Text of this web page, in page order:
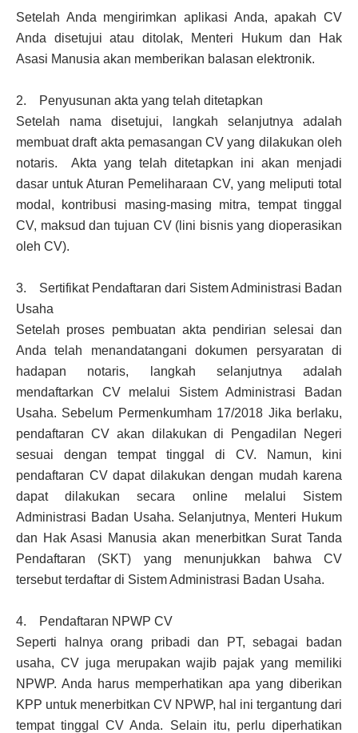
Setelah Anda mengirimkan aplikasi Anda, apakah CV
Anda disetujui atau ditolak, Menteri Hukum dan Hak
Asasi Manusia akan memberikan balasan elektronik.
2. Penyusunan akta yang telah ditetapkan
Setelah nama disetujui, langkah selanjutnya adalah
membuat draft akta pemasangan CV yang dilakukan oleh
notaris. Akta yang telah ditetapkan ini akan menjadi
dasar untuk Aturan Pemeliharaan CV, yang meliputi total
modal, kontribusi masing-masing mitra, tempat tinggal
CV, maksud dan tujuan CV (lini bisnis yang dioperasikan
oleh CV).
3. Sertifikat Pendaftaran dari Sistem Administrasi Badan
Usaha
Setelah proses pembuatan akta pendirian selesai dan
Anda telah menandatangani dokumen persyaratan di
hadapan notaris, langkah selanjutnya adalah
mendaftarkan CV melalui Sistem Administrasi Badan
Usaha. Sebelum Permenkumham 17/2018 Jika berlaku,
pendaftaran CV akan dilakukan di Pengadilan Negeri
sesuai dengan tempat tinggal di CV. Namun, kini
pendaftaran CV dapat dilakukan dengan mudah karena
dapat dilakukan secara online melalui Sistem
Administrasi Badan Usaha. Selanjutnya, Menteri Hukum
dan Hak Asasi Manusia akan menerbitkan Surat Tanda
Pendaftaran (SKT) yang menunjukkan bahwa CV
tersebut terdaftar di Sistem Administrasi Badan Usaha.
4. Pendaftaran NPWP CV
Seperti halnya orang pribadi dan PT, sebagai badan
usaha, CV juga merupakan wajib pajak yang memiliki
NPWP. Anda harus memperhatikan apa yang diberikan
KPP untuk menerbitkan CV NPWP, hal ini tergantung dari
tempat tinggal CV Anda. Selain itu, perlu diperhatikan